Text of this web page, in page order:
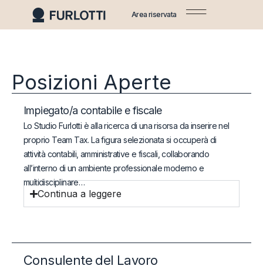
Area riservata
Posizioni Aperte
Impiegato/a contabile e fiscale
Lo Studio Furlotti è alla ricerca di una risorsa da inserire nel
proprio Team Tax. La figura selezionata si occuperà di
attività contabili, amministrative e fiscali, collaborando
all’interno di un ambiente professionale moderno e
multidisciplinare…
Continua a leggere
Consulente del Lavoro